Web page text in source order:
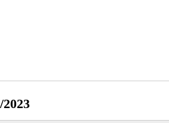
2023